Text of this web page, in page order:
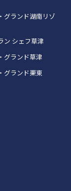
グランド湖南リゾ
ン シェフ草津
グランド草津
グランド栗東